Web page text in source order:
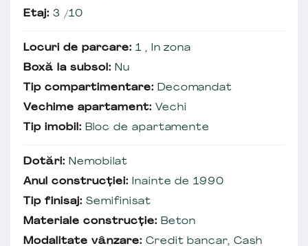
Etaj: 3 /10
Locuri de parcare: 1 , In zona
Boxă la subsol: Nu
Tip compartimentare: Decomandat
Vechime apartament: Vechi
Tip imobil: Bloc de apartamente
Dotări: Nemobilat
Anul construcției: Inainte de 1990
Tip finisaj: Semifinisat
Materiale construcție: Beton
Modalitate vânzare: Credit bancar, Cash